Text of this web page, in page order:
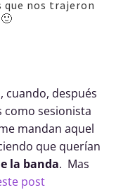
nos trajeron
cuando, después
como sesionista
mandan aquel
que querían
la banda. Mas
post